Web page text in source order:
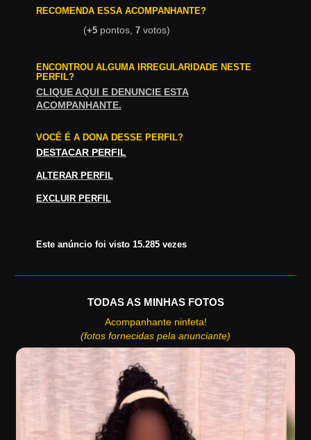
RECOMENDA ESSA ACOMPANHANTE?
(+5 pontos, 7 votos)
ENCONTROU ALGUMA IRREGULARIDADE NESTE
PERFIL?
CLIQUE AQUI E DENUNCIE ESTA
ACOMPANHANTE.
VOCÊ É A DONA DESSE PERFIL?
DESTACAR PERFIL
ALTERAR PERFIL
EXCLUIR PERFIL
Este anúncio foi visto 15.285 vezes
TODAS AS MINHAS FOTOS
Acompanhante ninfeta!
(fotos fornecidas pela anunciante)